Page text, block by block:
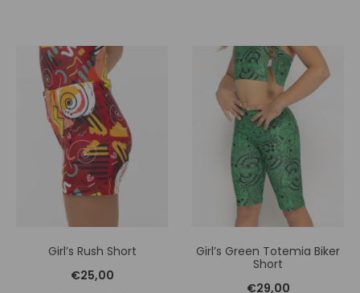
Girl’s Rush Short
€25,00
Girl’s Green Totemia Biker
Short
€29,00